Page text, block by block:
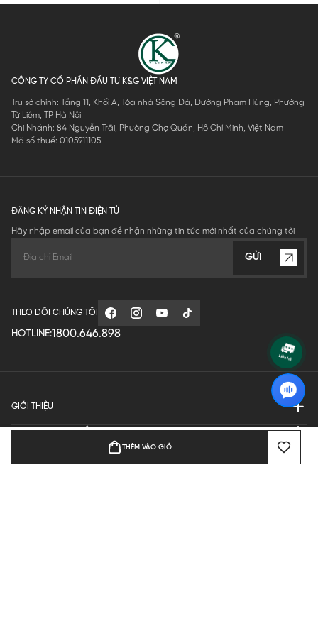
THÊM VÀO GIỎ
CÔNG TY CỔ PHẦN ĐẦU TƯ K&G VIỆT NAM
Trụ sở chính: Tầng 11, Khối A, Tòa nhà Sông Đà, Đường Phạm Hùng, Phường
Từ Liêm, TP Hà Nội
Chi Nhánh: 84 Nguyễn Trãi, Phường Chợ Quán, Hồ Chí Minh, Việt Nam
Mã số thuế: 0105911105
ĐĂNG KÝ NHẬN TIN ĐIỆN TỬ
Hãy nhập email của bạn để nhận những tin tức mới nhất của chúng tôi
GỬI
THEO DÕI CHÚNG TÔI
HOTLINE:1800.646.898
GIỚI THIỆU
QUY ĐỊNH HOẠT ĐỘNG